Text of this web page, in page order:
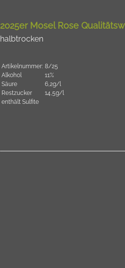
2025er Mosel Rose
halbtrocken
Artikelnummer: 8/25
Alkohol
11%
Säure
6,2g/l
Restzucker
14,5g/l
enthält Sulfite